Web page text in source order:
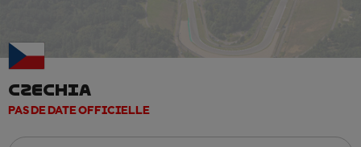
CZECHIA
PAS DE DATE OFFICIELLE